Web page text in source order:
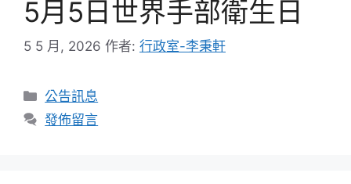
5月5日世界手部衛生日
5 5 月, 2026 作者: 行政室-李秉軒
分
類
公告訊息
發佈留言